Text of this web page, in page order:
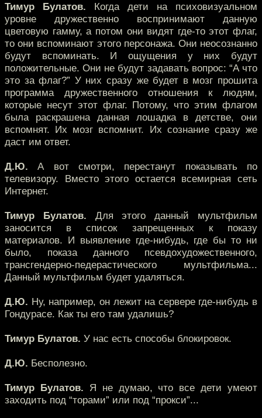
Тимур Булатов. Когда дети на психовизуальном
уровне дружественно воспринимают данную
цветовую гамму, а потом они видят где-то этот флаг,
то они вспоминают этого персонажа. Они неосознанно
будут вспоминать. И ощущения у них будут
положительные. Они не будут задавать вопрос: “А что
это за флаг?” У них сразу же будет в мозг прошита
программа дружественного отношения к людям,
которые несут этот флаг. Потому, что этим флагом
была раскрашена данная лошадка в детстве, они
вспомнят. Их мозг вспомнит. Их сознание сразу же
даст им ответ.
Д.Ю. А вот смотри, перестанут показывать по
телевизору. Вместо этого остается всемирная сеть
Интернет.
Тимур Булатов. Для этого данный мультфильм
заносится в список запрещенных к показу
материалов. И выявление где-нибудь, где бы то ни
было, показа данного псевдохудожественного,
трансгендерно-педерастического мультфильма...
Данный мультфильм будет удаляться.
Д.Ю. Ну, например, он лежит на сервере где-нибудь в
Гондурасе. Как ты его там удалишь?
Тимур Булатов. У нас есть способы блокировок.
Д.Ю. Бесполезно.
Тимур Булатов. Я не думаю, что все дети умеют
заходить под “торами” или под “прокси”...